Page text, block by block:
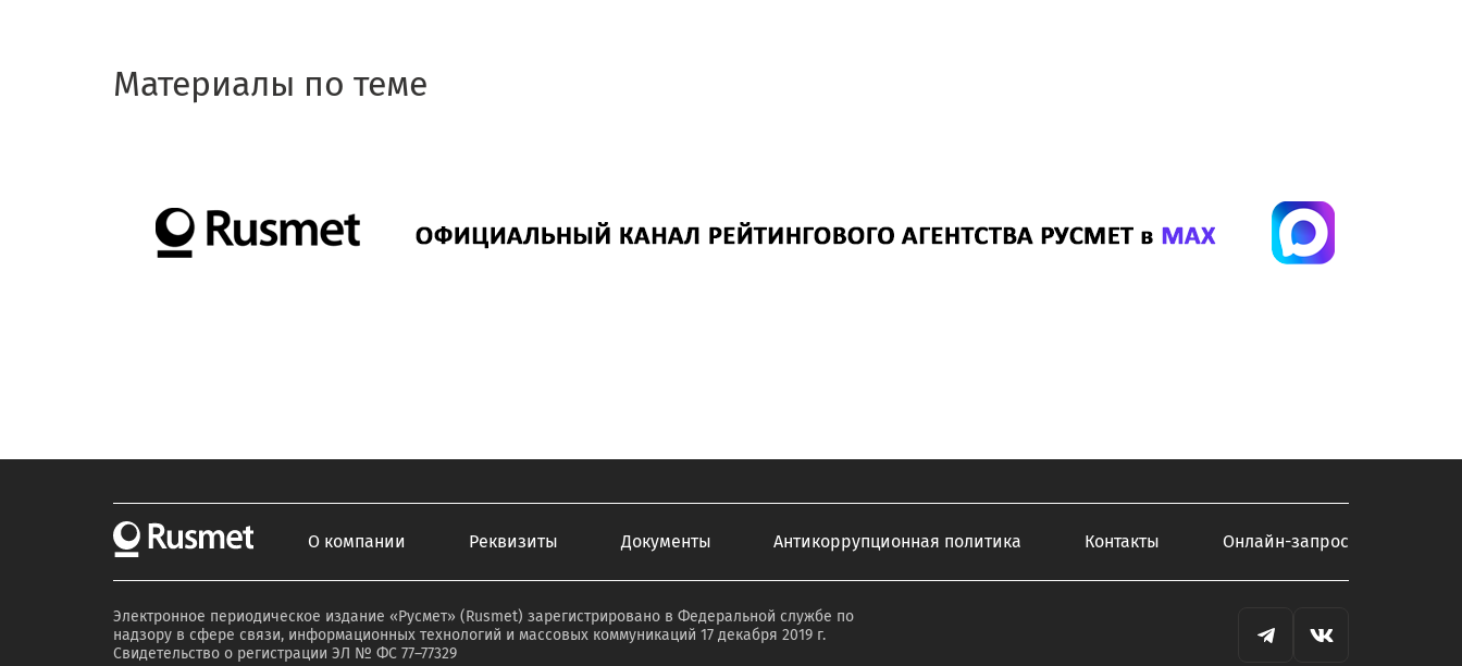
Материалы по теме
О компании Реквизиты Документы Антикоррупционная политика Контакты Онлайн-запрос
Электронное периодическое издание «Русмет» (Rusmet) зарегистрировано в Федеральной службе по
надзору в сфере связи, информационных технологий и массовых коммуникаций 17 декабря 2019 г.
Свидетельство о регистрации ЭЛ № ФС 77–77329